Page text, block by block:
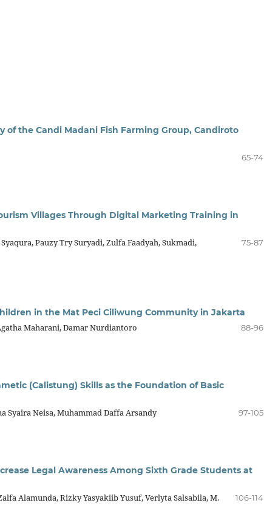
the Candi Madani Fish Farming Group, Candiroto
65-74
Villages Through Digital Marketing Training in
Pauzy Try Suryadi, Zulfa Faadyah, Sukmadi,
75-87
in the Mat Peci Ciliwung Community in Jakarta
Maharani, Damar Nurdiantoro
88-96
(Calistung) Skills as the Foundation of Basic
Syaira Neisa, Muhammad Daffa Arsandy
97-105
Legal Awareness Among Sixth Grade Students at
Alamunda, Rizky Yasyakiib Yusuf, Verlyta Salsabila, M.
106-114